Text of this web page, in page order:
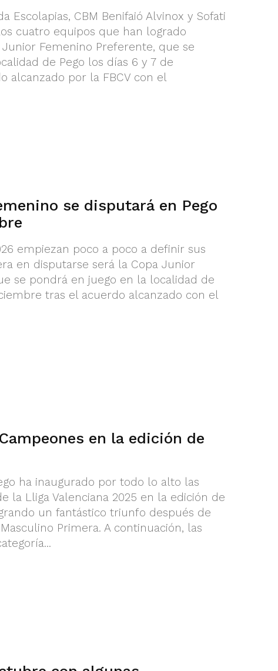
Escolapias, CBM Benifaió Alvinox y Sofati
cuatro equipos que han logrado
Femenino Preferente, que se
de Pego los días 6 y 7 de
alcanzado por la FBCV con el
se disputará en Pego
empiezan poco a poco a definir sus
en disputarse será la Copa Junior
se pondrá en juego en la localidad de
tras el acuerdo alcanzado con el
en la edición de
ha inaugurado por todo lo alto las
la Lliga Valenciana 2025 en la edición de
un fantástico triunfo después de
Primera. A continuación, las